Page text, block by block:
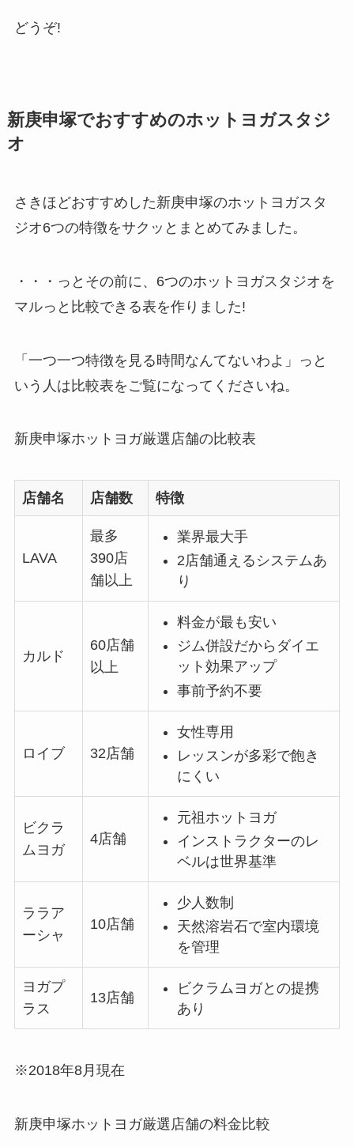
どうぞ!
新庚申塚でおすすめのホットヨガスタジ
オ
さきほどおすすめした新庚申塚のホットヨガスタ
ジオ6つの特徴をサクッとまとめてみました。
・・・っとその前に、6つのホットヨガスタジオを
マルっと比較できる表を作りました!
「一つ一つ特徴を見る時間なんてないわよ」っと
いう人は比較表をご覧になってくださいね。
新庚申塚ホットヨガ厳選店舗の比較表
店舗名 店舗数 特徴
LAVA
最多
390店
舗以上
業界最大手
2店舗通えるシステムあ
り
カルド
60店舗
以上
料金が最も安い
ジム併設だからダイエ
ット効果アップ
事前予約不要
ロイブ 32店舗
女性専用
レッスンが多彩で飽き
にくい
ビクラ
ムヨガ
4店舗
元祖ホットヨガ
インストラクターのレ
ベルは世界基準
ララア
ーシャ
10店舗
少人数制
天然溶岩石で室内環境
を管理
ヨガプ
ラス
13店舗
ビクラムヨガとの提携
あり
※2018年8月現在
新庚申塚ホットヨガ厳選店舗の料金比較